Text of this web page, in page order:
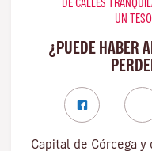
DE CALLES
UN
¿PUEDE HABER
Capital de Córcega